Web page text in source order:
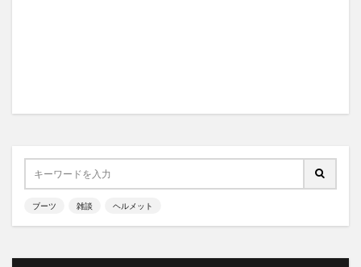
ブーツ 雑談 ヘルメット